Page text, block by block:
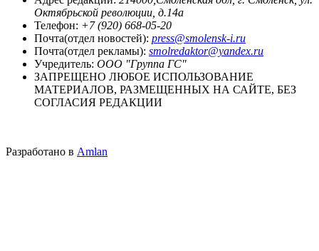
Октябрьской революции, д.14а
Телефон: +7 (920) 668-05-20
Почта(отдел новостей): press@smolensk-i.ru
Почта(отдел рекламы): smolredaktor@yandex.ru
Учредитель: ООО "Группа ГС"
ЗАПРЕЩЕНО ЛЮБОЕ ИСПОЛЬЗОВАНИЕ
МАТЕРИАЛОВ, РАЗМЕЩЕННЫХ НА САЙТЕ, БЕЗ
СОГЛАСИЯ РЕДАКЦИИ
Разработано в Amlan